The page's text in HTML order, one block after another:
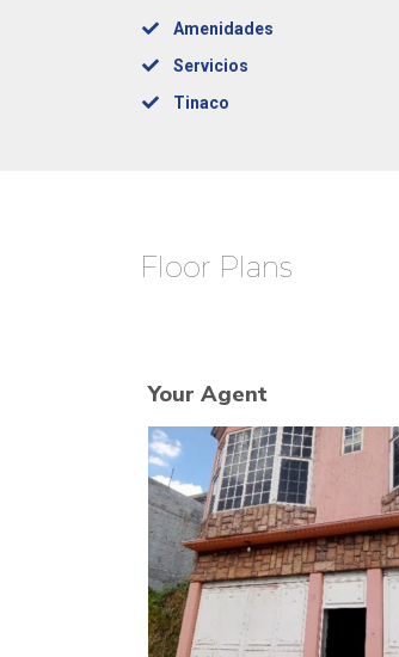
Amenidades
Servicios
Tinaco
Floor Plans
Your Agent